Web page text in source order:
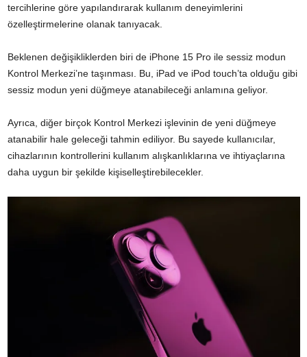
tercihlerine göre yapılandırarak kullanım deneyimlerini
özelleştirmelerine olanak tanıyacak.
Beklenen değişikliklerden biri de iPhone 15 Pro ile sessiz modun
Kontrol Merkezi’ne taşınması. Bu, iPad ve iPod touch’ta olduğu gibi
sessiz modun yeni düğmeye atanabileceği anlamına geliyor.
Ayrıca, diğer birçok Kontrol Merkezi işlevinin de yeni düğmeye
atanabilir hale geleceği tahmin ediliyor. Bu sayede kullanıcılar,
cihazlarının kontrollerini kullanım alışkanlıklarına ve ihtiyaçlarına
daha uygun bir şekilde kişiselleştirebilecekler.